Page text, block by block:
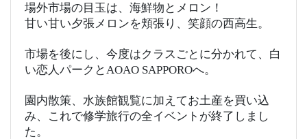
場外市場の目玉は、海鮮物とメロン！
甘い甘い夕張メロンを頬張り、笑顔の西高生。
市場を後にし、今度はクラスごとに分かれて、白
い恋人パークとAOAO SAPPOROへ。
園内散策、水族館観覧に加えてお土産を買い込
み、これで修学旅行の全イベントが終了しまし
た。